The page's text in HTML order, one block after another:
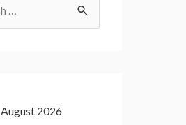
August 2026